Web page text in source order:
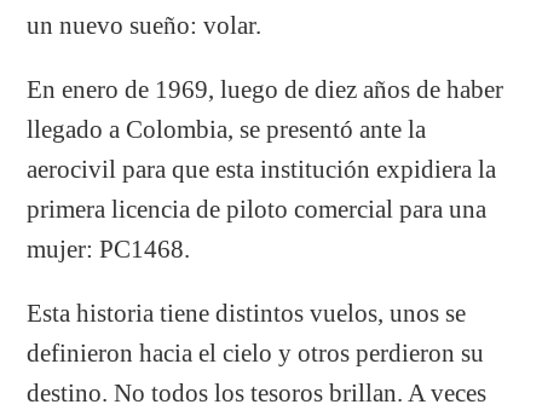
un nuevo sueño: volar.
En enero de 1969, luego de diez años de haber
llegado a Colombia, se presentó ante la
aerocivil para que esta institución expidiera la
primera licencia de piloto comercial para una
mujer: PC1468.
Esta historia tiene distintos vuelos, unos se
definieron hacia el cielo y otros perdieron su
destino. No todos los tesoros brillan. A veces